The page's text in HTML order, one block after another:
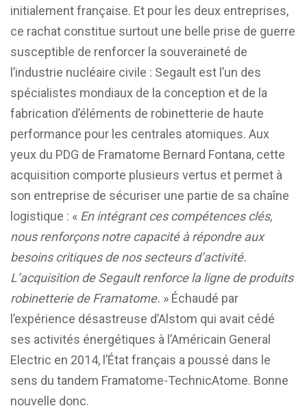
initialement française. Et pour les deux entreprises,
ce rachat constitue surtout une belle prise de guerre
susceptible de renforcer la souveraineté de
l’industrie nucléaire civile : Segault est l’un des
spécialistes mondiaux de la conception et de la
fabrication d’éléments de robinetterie de haute
performance pour les centrales atomiques. Aux
yeux du PDG de Framatome Bernard Fontana, cette
acquisition comporte plusieurs vertus et permet à
son entreprise de sécuriser une partie de sa chaîne
logistique : « En intégrant ces compétences clés,
nous renforçons notre capacité à répondre aux
besoins critiques de nos secteurs d’activité.
L’acquisition de Segault renforce la ligne de produits
robinetterie de Framatome. » Échaudé par
l’expérience désastreuse d’Alstom qui avait cédé
ses activités énergétiques à l’Américain General
Electric en 2014, l’État français a poussé dans le
sens du tandem Framatome-TechnicAtome. Bonne
nouvelle donc.